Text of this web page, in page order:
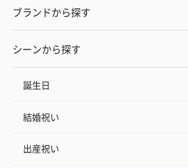
ブランドから探す
シーンから探す
誕生日
結婚祝い
出産祝い